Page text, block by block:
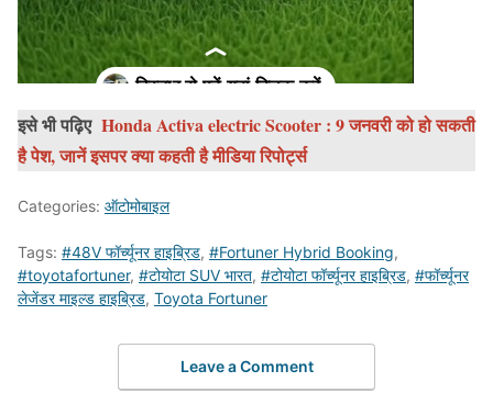
इसे भी पढ़िए Honda Activa electric Scooter : 9 जनवरी को हो सकती
है पेश, जानें इसपर क्या कहती है मीडिया रिपोर्ट्स
Categories: ऑटोमोबाइल
Tags: #48V फॉर्च्यूनर हाइब्रिड, #Fortuner Hybrid Booking,
#toyotafortuner, #टोयोटा SUV भारत, #टोयोटा फॉर्च्यूनर हाइब्रिड, #फॉर्च्यूनर
लेजेंडर माइल्ड हाइब्रिड, Toyota Fortuner
Leave a Comment